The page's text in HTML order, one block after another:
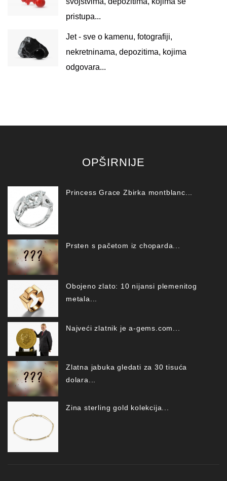
pristupa...
Jet - sve o kamenu, fotografiji,
nekretninama, depozitima, kojima
odgovara...
OPŠIRNIJE
Princess Grace Zbirka montblanc...
Prsten s pačetom iz choparda...
Obojeno zlato: 10 nijansi plemenitog
metala...
Najveći zlatnik je a-gems.com...
Zlatna jabuka gledati za 30 tisuća
dolara...
Zina sterling gold kolekcija...